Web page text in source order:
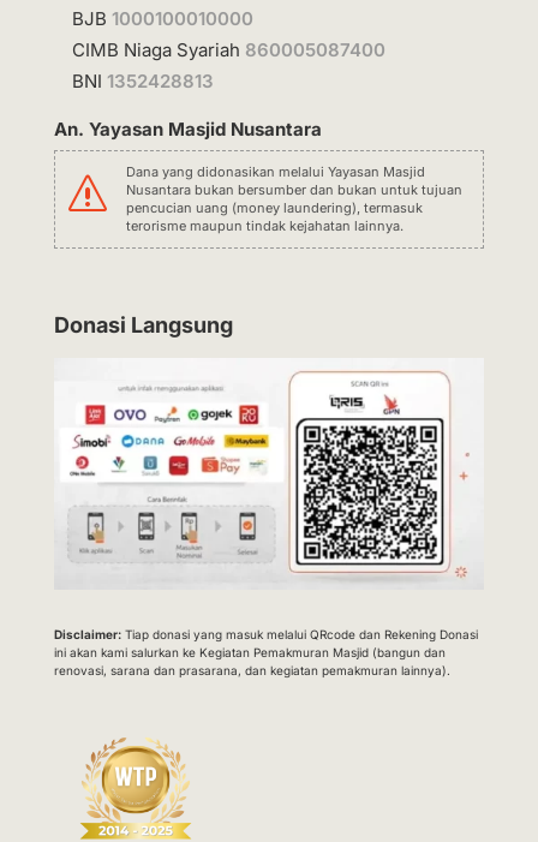
BJB 1000100010000
CIMB Niaga Syariah 860005087400
BNI 1352428813
An. Yayasan Masjid Nusantara
s
Dana yang didonasikan melalui Yayasan Masjid
Nusantara bukan bersumber dan bukan untuk tujuan
pencucian uang (money laundering), termasuk
terorisme maupun tindak kejahatan lainnya.
Donasi Langsung
Disclaimer:Tiap donasi yang masuk melalui QRcode dan Rekening Donasi
ini akan kami salurkan ke Kegiatan Pemakmuran Masjid (bangun dan
renovasi, sarana dan prasarana, dan kegiatan pemakmuran lainnya).